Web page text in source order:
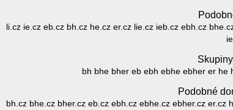
li.cz ie.cz eb.cz bh.cz he.cz er.cz lie.cz ieb.cz ebh.cz
bh bhe bher eb ebh ebhe ebher er he
Podobné
bh.cz bhe.cz bher.cz eb.cz ebh.cz ebhe.cz ebher.cz